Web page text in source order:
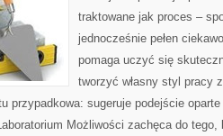
traktowane jak proces –
jednocześnie pełen
pomaga uczyć się
tworzyć własny styl pracy
przypadkowa: sugeruje podejście
Możliwości zachęca do